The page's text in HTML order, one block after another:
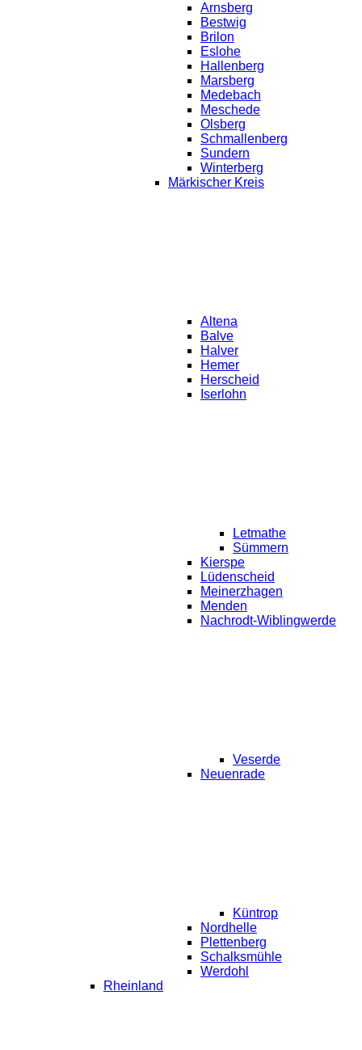
Arnsberg
Bestwig
Brilon
Eslohe
Hallenberg
Marsberg
Medebach
Meschede
Olsberg
Schmallenberg
Sundern
Winterberg
Märkischer Kreis
Altena
Balve
Halver
Hemer
Herscheid
Iserlohn
Letmathe
Sümmern
Kierspe
Lüdenscheid
Meinerzhagen
Menden
Nachrodt-Wiblingwerde
Veserde
Neuenrade
Küntrop
Nordhelle
Plettenberg
Schalksmühle
Werdohl
Rheinland